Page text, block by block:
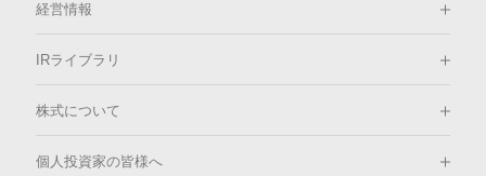
経営情報
IRライブラリ
株式について
個人投資家の皆様へ